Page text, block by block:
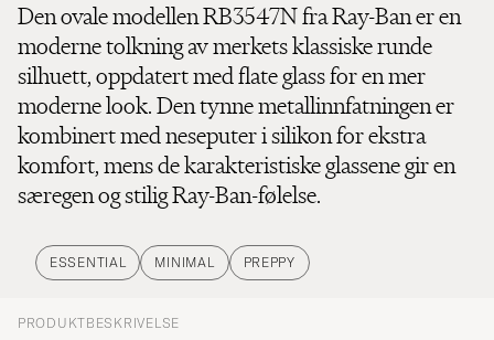
Den ovale modellen RB3547N fra Ray-Ban er en
moderne tolkning av merkets klassiske runde
silhuett, oppdatert med flate glass for en mer
moderne look. Den tynne metallinnfatningen er
kombinert med neseputer i silikon for ekstra
komfort, mens de karakteristiske glassene gir en
særegen og stilig Ray-Ban-følelse.
ESSENTIAL MINIMAL PREPPY
PRODUKTBESKRIVELSE